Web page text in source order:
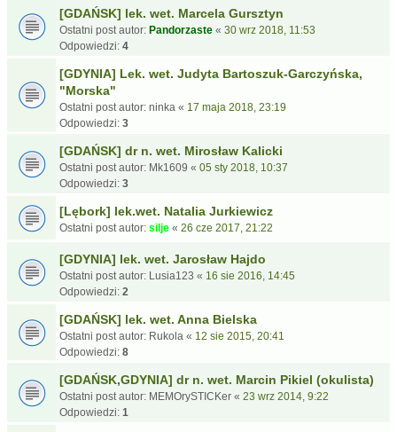
[GDAŃSK] lek. wet. Marcela Gursztyn
Ostatni post autor: Pandorzaste « 30 wrz 2018, 11:53
Odpowiedzi: 4
[GDYNIA] Lek. wet. Judyta Bartoszuk-Garczyńska,
"Morska"
Ostatni post autor: ninka « 17 maja 2018, 23:19
Odpowiedzi: 3
[GDAŃSK] dr n. wet. Mirosław Kalicki
Ostatni post autor: Mk1609 « 05 sty 2018, 10:37
Odpowiedzi: 3
[Lębork] lek.wet. Natalia Jurkiewicz
Ostatni post autor: silje « 26 cze 2017, 21:22
[GDYNIA] lek. wet. Jarosław Hajdo
Ostatni post autor: Lusia123 « 16 sie 2016, 14:45
Odpowiedzi: 2
[GDAŃSK] lek. wet. Anna Bielska
Ostatni post autor: Rukola « 12 sie 2015, 20:41
Odpowiedzi: 8
[GDAŃSK,GDYNIA] dr n. wet. Marcin Pikiel (okulista)
Ostatni post autor: MEMOrySTICKer « 23 wrz 2014, 9:22
Odpowiedzi: 1